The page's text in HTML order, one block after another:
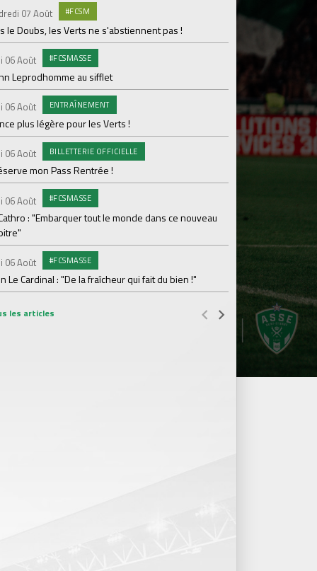
07 Août #FCSM
le Doubs, les Verts ne s'abstiennent pas !
06 Août #FCSMASSE
Leprodhomme au sifflet
06 Août ENTRAÎNEMENT
plus légère pour les Verts !
06 Août BILLETTERIE OFFICIELLE
mon Pass Rentrée !
06 Août #FCSMASSE
: "Embarquer tout le monde dans ce nouveau
06 Août #FCSMASSE
Le Cardinal : "De la fraîcheur qui fait du bien !"
Mardi 04 Août
Les backstages du
Lundi 03 Août
Les Verts sur le
Ploufragan
Lundi 03 Août
Le programme de
Le dernier match
Dimanche 02 Août
Le point sur
les articles